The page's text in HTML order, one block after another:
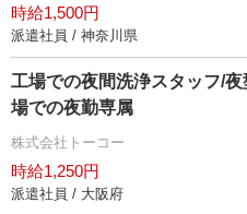
時給1,500円
派遣社員 / 神奈川県
工場での夜間洗浄スタッフ/
場での夜勤専属
株式会社トーコー
時給1,250円
派遣社員 / 大阪府